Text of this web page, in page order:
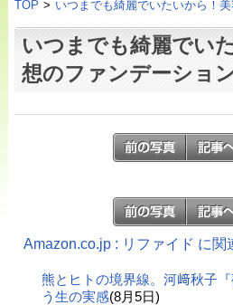
TOP > いつまでも綺麗でいたいから！
いつまでも綺麗でい
想のファンデーショ
Amazon.co.jp : リファイド に関
熊とヒトの境界線。河﨑秋子
う生の実感(8月5日)